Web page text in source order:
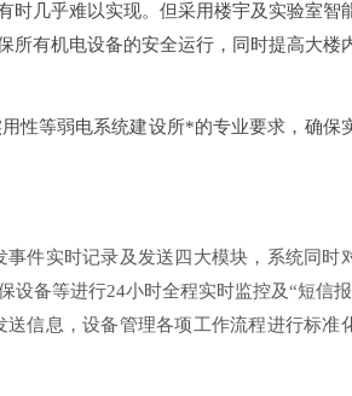
时几乎难以实现。但采用楼宇及实验室智
所有机电设备的安全运行，同时提高大楼
性等弱电系统建设所*的专业要求，确保
件实时记录及发送四大模块，系统同时
设备等进行24小时全程实时监控及“短信
信息，设备管理各项工作流程进行标准